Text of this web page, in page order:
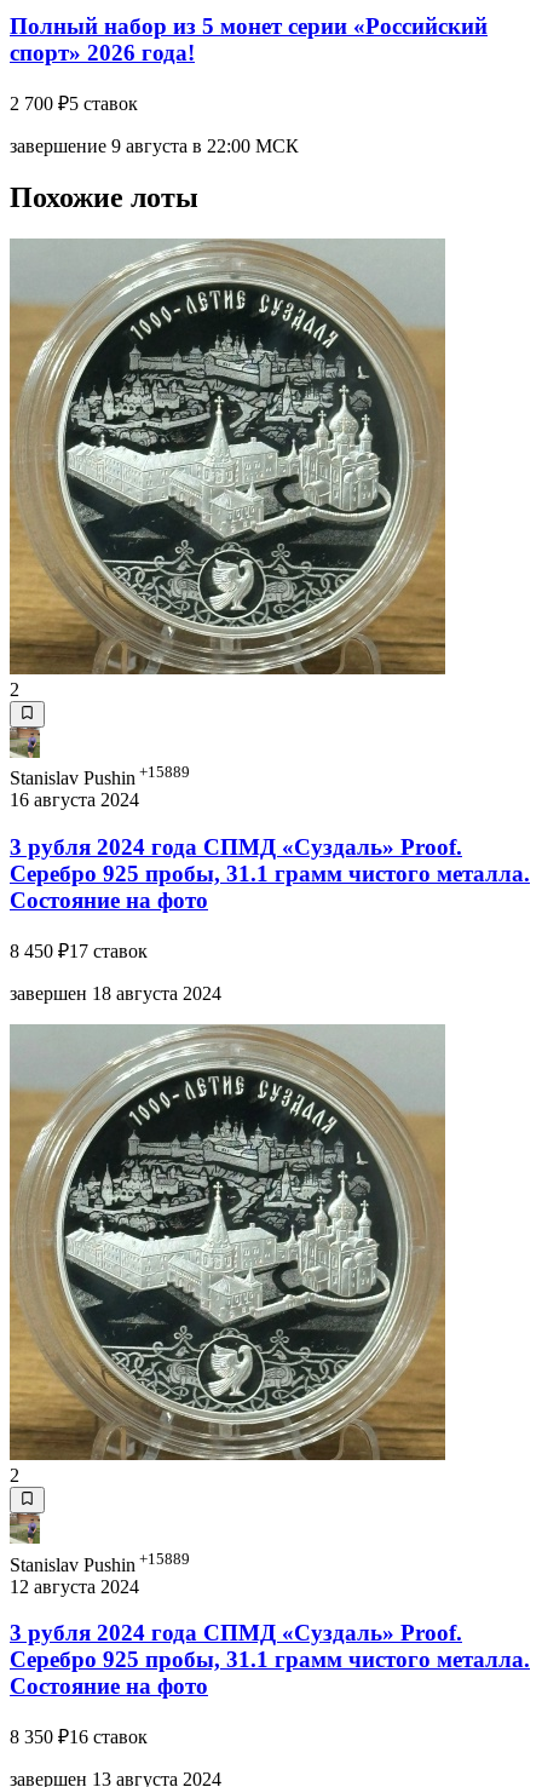
Полный набор из 5 монет серии «Российский
спорт» 2026 года!
2 700 ₽5 ставок
завершение 9 августа в 22:00 МСК
Похожие лоты
2
Stanislav Pushin +15889
16 августа 2024
3 рубля 2024 года СПМД «Суздаль» Proof.
Серебро 925 пробы, 31.1 грамм чистого металла.
Состояние на фото
8 450 ₽17 ставок
завершен 18 августа 2024
2
Stanislav Pushin +15889
12 августа 2024
3 рубля 2024 года СПМД «Суздаль» Proof.
Серебро 925 пробы, 31.1 грамм чистого металла.
Состояние на фото
8 350 ₽16 ставок
завершен 13 августа 2024